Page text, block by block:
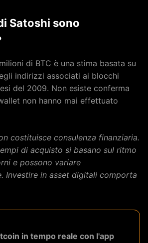
Satoshi sono
di BTC è una stima basata su
indirizzi associati ai blocchi
del 2009. Non esiste conferma
non hanno mai effettuato
costituisce consulenza finanziaria.
di acquisto si basano sul ritmo
e possono variare
Investire in asset digitali comporta
in tempo reale con l'app